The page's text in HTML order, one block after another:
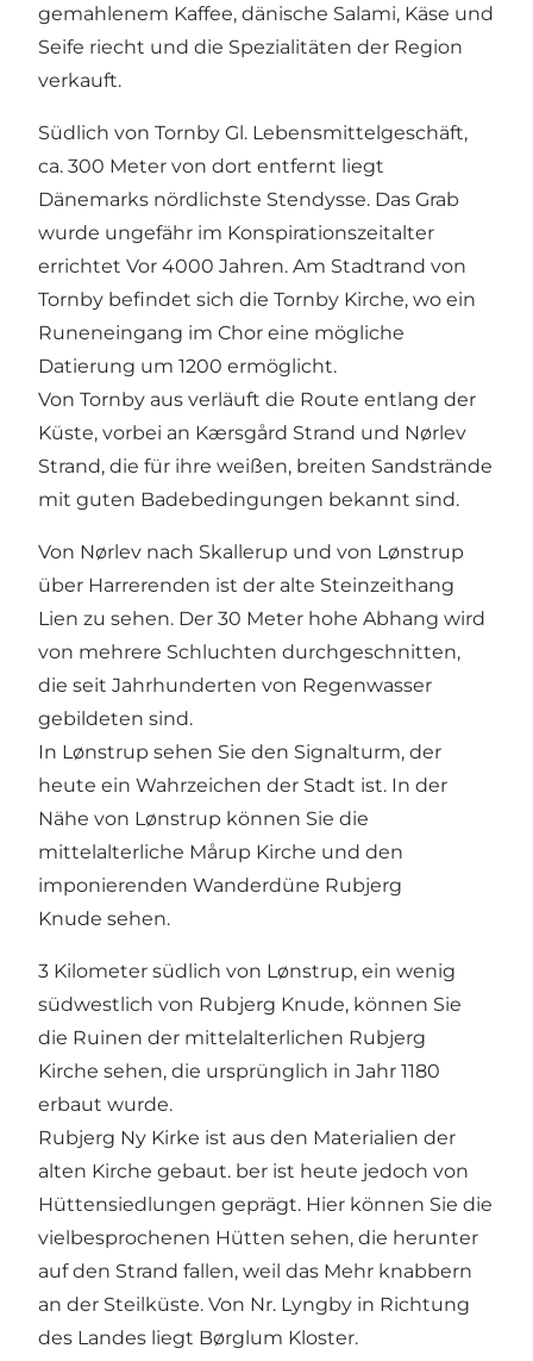
gemahlenem Kaffee, dänische Salami, Käse und
Seife riecht und die Spezialitäten der Region
verkauft.
Südlich von Tornby Gl. Lebensmittelgeschäft,
ca. 300 Meter von dort entfernt liegt
Dänemarks nördlichste Stendysse. Das Grab
wurde ungefähr im Konspirationszeitalter
errichtet Vor 4000 Jahren. Am Stadtrand von
Tornby befindet sich die Tornby Kirche, wo ein
Runeneingang im Chor eine mögliche
Datierung um 1200 ermöglicht.
Von Tornby aus verläuft die Route entlang der
Küste, vorbei an Kærsgård Strand und Nørlev
Strand, die für ihre weißen, breiten Sandstrände
mit guten Badebedingungen bekannt sind.
Von Nørlev nach Skallerup und von Lønstrup
über Harrerenden ist der alte Steinzeithang
Lien zu sehen. Der 30 Meter hohe Abhang wird
von mehrere Schluchten durchgeschnitten,
die seit Jahrhunderten von Regenwasser
gebildeten sind.
In Lønstrup sehen Sie den Signalturm, der
heute ein Wahrzeichen der Stadt ist. In der
Nähe von Lønstrup können Sie die
mittelalterliche Mårup Kirche und den
imponierenden Wanderdüne Rubjerg
Knude sehen.
3 Kilometer südlich von Lønstrup, ein wenig
südwestlich von Rubjerg Knude, können Sie
die Ruinen der mittelalterlichen Rubjerg
Kirche sehen, die ursprünglich in Jahr 1180
erbaut wurde.
Rubjerg Ny Kirke ist aus den Materialien der
alten Kirche gebaut. ber ist heute jedoch von
Hüttensiedlungen geprägt. Hier können Sie die
vielbesprochenen Hütten sehen, die herunter
auf den Strand fallen, weil das Mehr knabbern
an der Steilküste. Von Nr. Lyngby in Richtung
des Landes liegt Børglum Kloster.